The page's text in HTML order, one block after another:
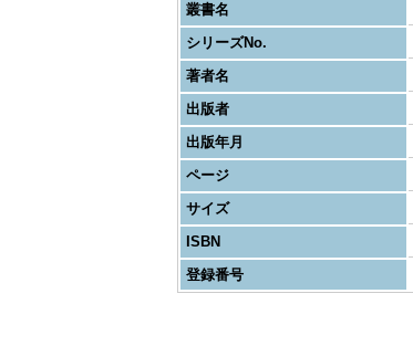
叢書名
シリーズNo.
著者名
出版者
出版年月
ページ
サイズ
ISBN
登録番号